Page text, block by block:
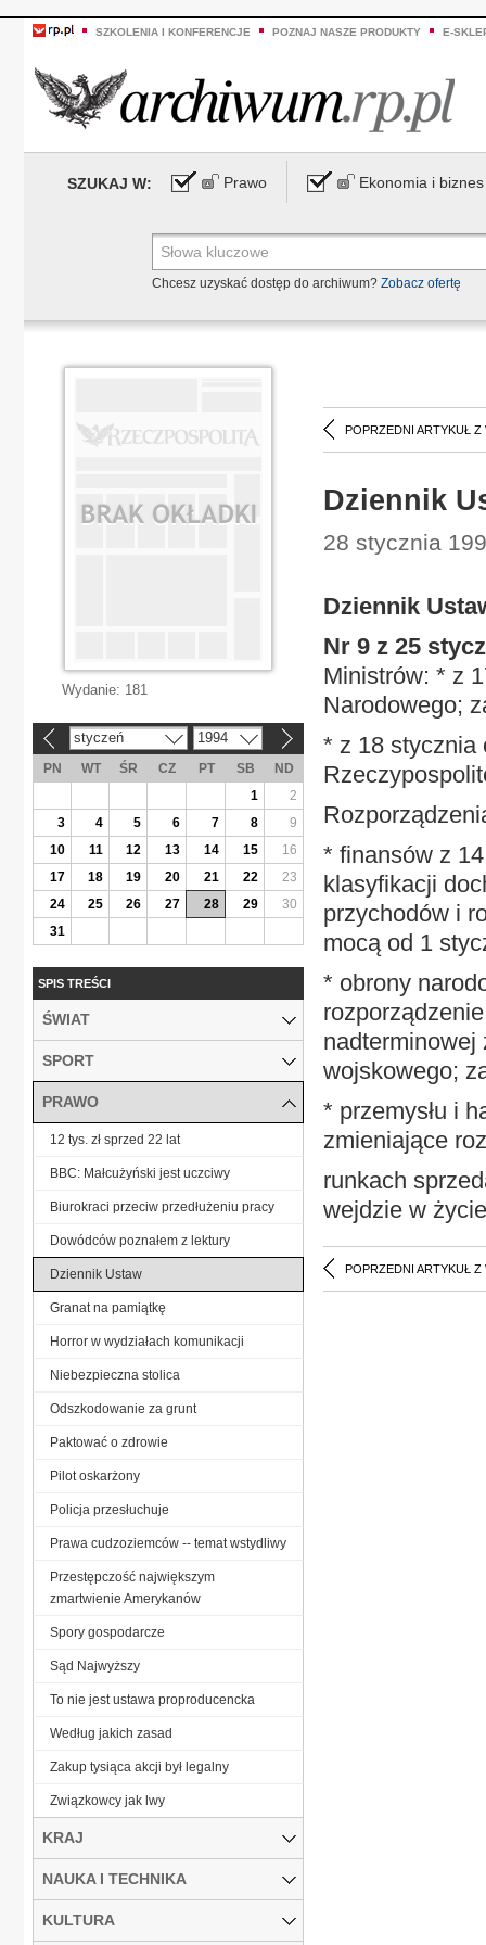
SZKOLENIA I KONFERENCJE POZNAJ NASZE PRODUKTY E-
SZUKAJ W: Prawo Ekonomia i biznes
Chcesz uzyskać dostęp do archiwum? Zobacz ofertę
POPRZEDNI ARTYKUŁ Z
Dziennik
28 stycznia
Dziennik
Nr 9 z 25
Ministrów: * z
Narodowego;
* z 18 stycznia
* finansów z
klasyfikacji
przychodów i
mocą od 1
* obrony
nadterminowej
wojskowego;
* przemysłu i
zmieniające
runkach
wejdzie w
POPRZEDNI ARTYKUŁ Z
Wydanie: 181
styczeń 1994
PN WT ŚR CZ PT SB
ND
1
2
3
4 5 6 7 8
9
10
11 12 13 14 15
16
17
18 19 20 21 22
23
24
25 26 27 28 29
30
31
SPIS TREŚCI
ŚWIAT
SPORT
PRAWO
12 tys. zł sprzed 22 lat
BBC: Małcużyński jest uczciwy
Biurokraci przeciw przedłużeniu pracy
Dowódców poznałem z lektury
Dziennik Ustaw
Granat na pamiątkę
Horror w wydziałach komunikacji
Niebezpieczna stolica
Odszkodowanie za grunt
Paktować o zdrowie
Pilot oskarżony
Policja przesłuchuje
Prawa cudzoziemców -- temat wstydliwy
Przestępczość największym
zmartwienie Amerykanów
Spory gospodarcze
Sąd Najwyższy
To nie jest ustawa proproducencka
Według jakich zasad
Zakup tysiąca akcji był legalny
Związkowcy jak lwy
KRAJ
NAUKA I TECHNIKA
KULTURA